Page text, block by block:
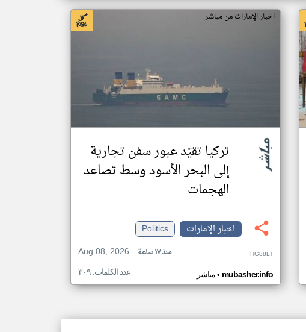
اخبار الإمارات من مباشر
تركيا تقيّد عبور سفن تجارية
إلى البحر الأسود وسط تصاعد
الهجمات
اخبار الإمارات
Politics
Aug 08, 2026
منذ ١٧ ساعة HG88LT
مباشر• mubasher.info عدد الكلمات: ٣٠٩